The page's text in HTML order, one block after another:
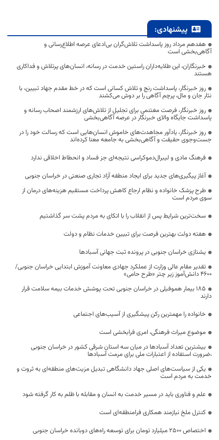
پیشنهادی:
هفدهم مرداد روز پاسداشت تلاش‌گران بی‌ادعای عرصه اطلاع‌رسانی و
آگاهی‌بخشی است
خبرنگاران، این طلایه‌داران راستین خدمت در رسانه، انسان‌های پرتلاش و فداکاری
هستند
روز خبرنگار، پاسداشت رنج و تلاش کسانی است که در خط مقدم جهاد تبیین، با
نثار جان و مال، پرچم آگاهی را بر دوش می‌کشند
روز خبرنگار، فرصت مغتنمی برای تجلیل از تلاش‌های ارزشمند اصحاب رسانه و
پاسداشت جایگاه والای خبرنگار در عرصه آگاهی‌بخشی
روز خبرنگار، یادآور مجاهدت‌های خاموش انسان‌هایی است که رسالت خود را در
جست‌وجوی حقیقت و آگاهی‌بخشی به جامعه معنا کرده‌اند
فرهنگ مادی و لیبرال‌دموکراسی نتیجه‌ای جز فساد و انحطاط اخلاقی ندارد
آغاز پیگیری‌های جدید برای ایجاد منطقه آزاد تجاری صنعتی در خراسان جنوبی
طرح پزشک خانواده و نظام ارجاع کاهش پرداخت مستقیم هزینه‌های درمان از
سوی مردم است
سخت‌ترین شرایط پس از انقلاب را با اتکای به مردم پشت سر گذاشتیم
هفته دولت بهترین فرصت برای تبیین خدمات نظام و دولت
یشتازی خراسان جنوبی در پرونده ثبت جهانی آسبادها
تقدیر مقام عالی وزارت از عملکرد جهادی معاونت آموزش ابتدایی خراسان جنوبی/
۴۶۰۰ دانش‌آموز زیر چتر «طرح حامی»
۱۸۵ بیمار هموفیلی در خراسان جنوبی تحت پوشش خدمات بیمه سلامت قرار
دارند
خانواده را مهمترین رکن پیشگیری از آسیب‌های اجتماعی
موضوع میراث فرهنگی، امری فرابخشی است
بیشترین تعداد آسبادها در میان سه استان شرقی کشور در خراسان جنوبی
،ضرورت استفاده از اعتبارات ملی برای مرمت آسبادها
یکی از سیاست‌های اصلی جهاد دانشگاهی تبدیل مزیت‌های منطقه‌ای به ثروت و
خدمت به مردم است
علم و فناوری باید در مسیر خدمت به انسان و مقابله با ظلم به کار گرفته شود
کنترل ملخ نیازمند همکاری فرامنطقه‌ای است
اختصاص 2500 میلیارد تومان برای توسعه راه‌های دوبانده خراسان جنوبی